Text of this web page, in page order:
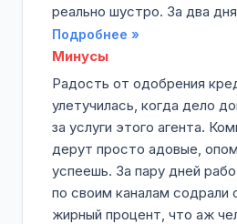
реально шустро. За два
Подробнее »
Минусы
Радость от одобрения
улетучилась, когда дело
за услуги этого агента.
дерут просто адовые,
успеешь. За пару дней
по своим каналам содрали
жирный процент, что аж